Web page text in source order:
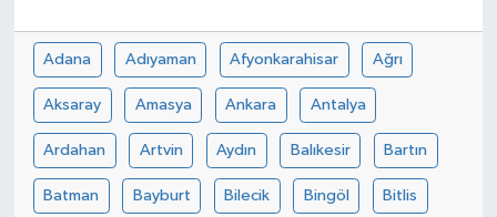
Adana Adıyaman Afyonkarahisar Ağrı
Aksaray Amasya Ankara Antalya
Ardahan Artvin Aydın Balıkesir Bartın
Batman Bayburt Bilecik Bingöl Bitlis
ULUSAL HABERLER